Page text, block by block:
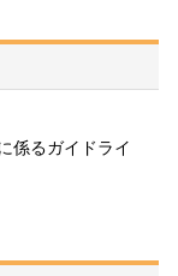
係るガイドライ